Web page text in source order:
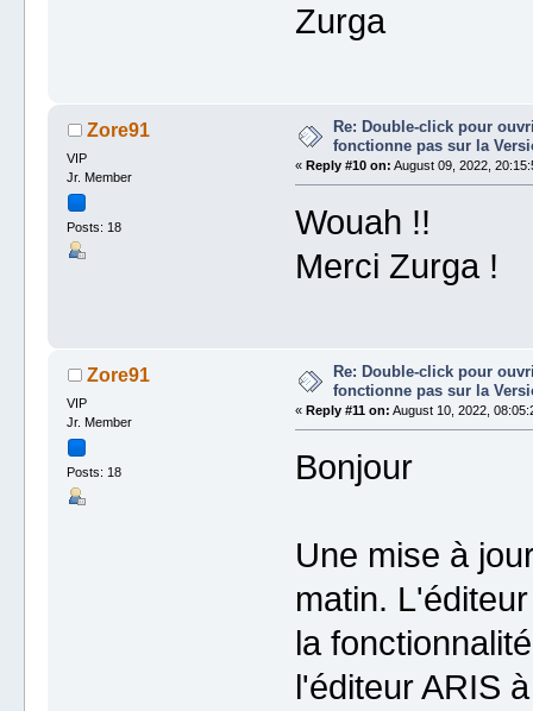
Zurga
Zore91
VIP
Jr. Member
Posts: 18
Re: Double-click pour
fonctionne pas sur la
« Reply #10 on: August 09, 2022,
Wouah !!
Merci Zurga !
Zore91
VIP
Jr. Member
Posts: 18
Re: Double-click pour
fonctionne pas sur la
« Reply #11 on: August 10, 2022,
Bonjour
Une mise à
matin.
la
l'éditeur ARIS